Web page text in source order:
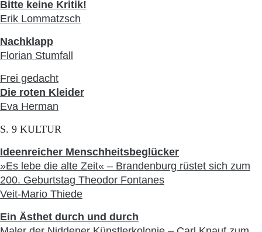
Bitte keine Kritik!
Erik Lommatzsch
Nachklapp
Florian Stumfall
Frei gedacht
Die roten Kleider
Eva Herman
S. 9 KULTUR
Ideenreicher Menschheitsbeglücker
»Es lebe die alte Zeit« – Brandenburg rüstet sich zum
200. Geburtstag Theodor Fontanes
Veit-Mario Thiede
Ein Ästhet durch und durch